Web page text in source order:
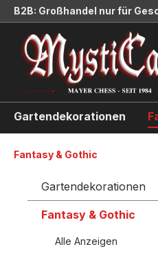
Zur
B2B: Großhandel nur für
Gartendekorationen
Fantasy & Gothic
Gartendekorationen
Fantasy & Gothic
Alle Anzeigen